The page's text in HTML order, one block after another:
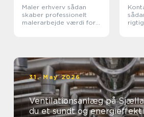
Maler erhverv sådan
skaber professionelt
malerarbejde værdi for
31. May 2026
Ventilationsanlæg på
du et sundt og